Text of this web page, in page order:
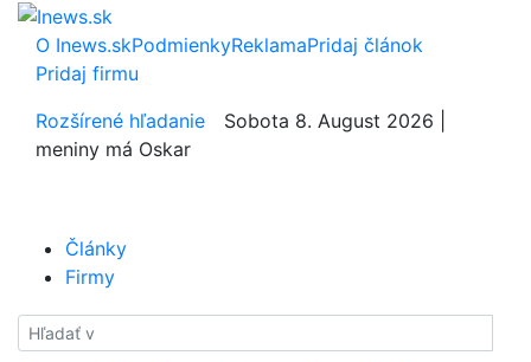
O Inews.skPodmienkyReklamaPridaj článok
Pridaj firmu
Rozšírené hľadanie
Sobota 8. August 2026 |
meniny má Oskar
Články
Firmy
Hladať